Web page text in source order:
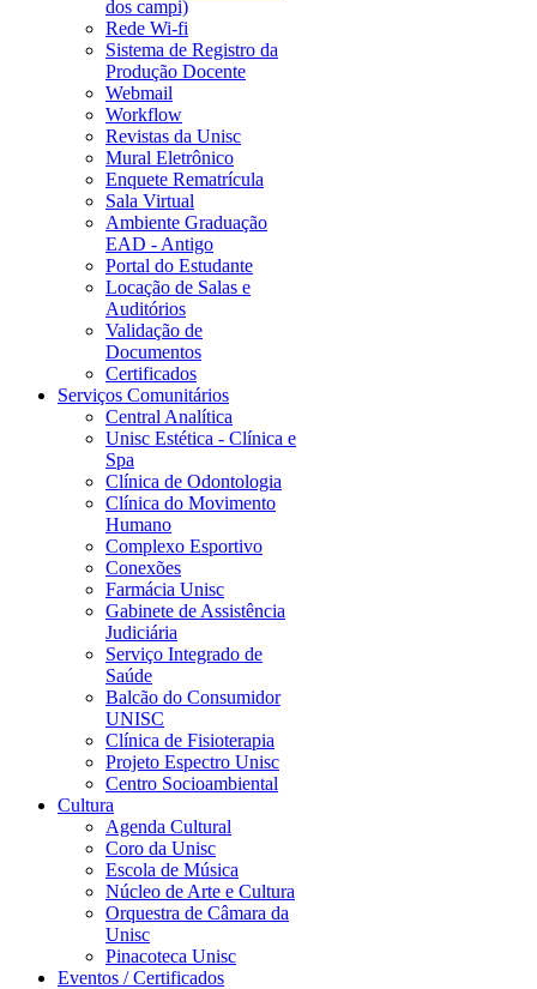
dos campi)
Rede Wi-fi
Sistema de Registro da
Produção Docente
Webmail
Workflow
Revistas da Unisc
Mural Eletrônico
Enquete Rematrícula
Sala Virtual
Ambiente Graduação
EAD - Antigo
Portal do Estudante
Locação de Salas e
Auditórios
Validação de
Documentos
Certificados
Serviços Comunitários
Central Analítica
Unisc Estética - Clínica e
Spa
Clínica de Odontologia
Clínica do Movimento
Humano
Complexo Esportivo
Conexões
Farmácia Unisc
Gabinete de Assistência
Judiciária
Serviço Integrado de
Saúde
Balcão do Consumidor
UNISC
Clínica de Fisioterapia
Projeto Espectro Unisc
Centro Socioambiental
Cultura
Agenda Cultural
Coro da Unisc
Escola de Música
Núcleo de Arte e Cultura
Orquestra de Câmara da
Unisc
Pinacoteca Unisc
Eventos / Certificados